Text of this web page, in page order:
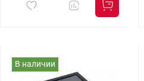
В наличии